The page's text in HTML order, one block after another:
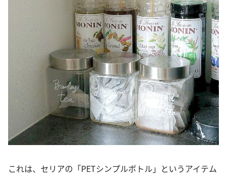
これは、セリアの「PETシンプルボトル」というアイテム